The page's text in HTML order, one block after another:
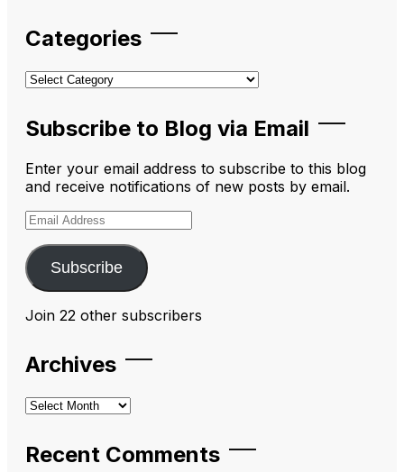
Categories
Categories
Subscribe to Blog via Email
Enter your email address to subscribe to this blog
and receive notifications of new posts by email.
Email
Address
Subscribe
Join 22 other subscribers
Archives
Archives
Recent Comments